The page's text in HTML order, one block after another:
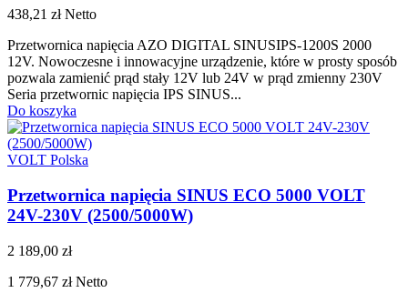
438,21 złNetto
Przetwornica napięcia AZO DIGITAL SINUSIPS-1200S 2000
12V. Nowoczesne i innowacyjne urządzenie, które w prosty sposób
pozwala zamienić prąd stały 12V lub 24V w prąd zmienny 230V
Seria przetwornic napięcia IPS SINUS...
Do koszyka
VOLT Polska
Przetwornica napięcia SINUS ECO 5000 VOLT
24V-230V (2500/5000W)
2 189,00 zł
1 779,67 złNetto